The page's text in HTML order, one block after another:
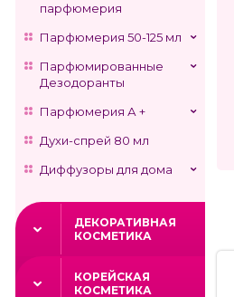
парфюмерия
Парфюмерия 50-125 мл
Парфюмированные
Дезодоранты
Парфюмерия А +
Духи-спрей 80 мл
Диффузоры для дома
ДЕКОРАТИВНАЯ
КОСМЕТИКА
КОРЕЙСКАЯ
КОСМЕТИКА